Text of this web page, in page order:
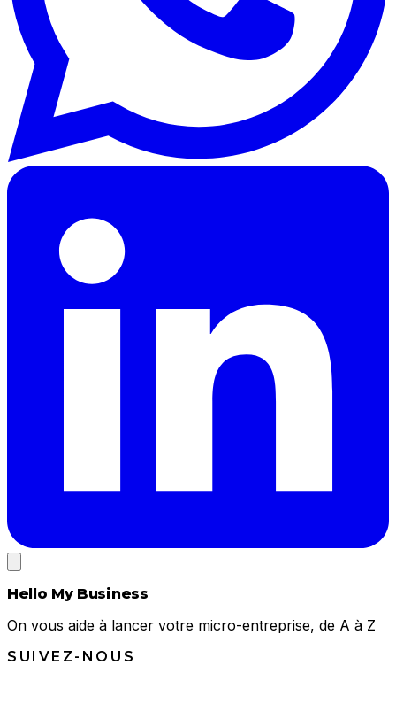
Hello My Business
On vous aide à lancer votre micro-entreprise, de A à Z
SUIVEZ-NOUS